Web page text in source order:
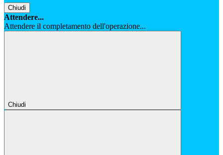
Chiudi
Attendere...
Attendere il completamento dell'operazione...
Chiudi